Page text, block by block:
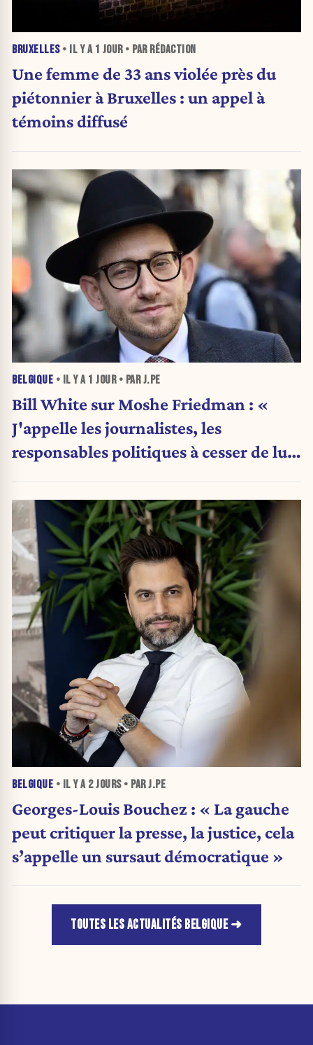
BRUXELLES• IL Y A 1 JOUR• PAR RÉDACTION
Une femme de 33 ans violée près du
piétonnier à Bruxelles : un appel à
témoins diffusé
BELGIQUE • IL Y A 1 JOUR• PAR J.PE
Bill White sur Moshe Friedman : «
J'appelle les journalistes, les
responsables politiques à cesser de lui
BELGIQUE • IL Y A 2 JOURS• PAR J.PE
Georges-Louis Bouchez : « La gauche
peut critiquer la presse, la justice, cela
s’appelle un sursaut démocratique »
TOUTES LES ACTUALITÉS BELGIQUE